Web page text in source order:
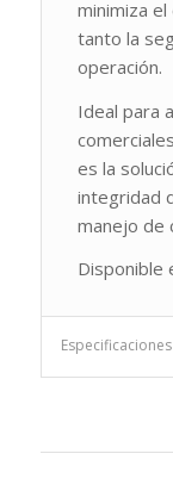
minimiza
tanto la
operación.
Ideal para
es la
integridad
manejo de
Disponible
Especificaciones